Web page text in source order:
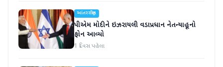
આંતરરાષ્ટ્રીય
પીએમ મોદીને ઇઝરાયલી વડાપ્રધાન નેતન્યાહૂનો
ફોન આવ્યો
1 દિવસ પહેલા